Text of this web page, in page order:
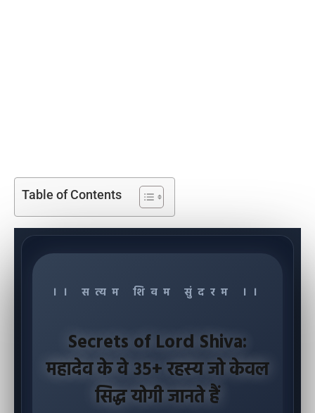
Table of Contents
।। सत्यम शिवम सुंदरम ।।
Secrets of Lord Shiva:
महादेव के वे ३५+ रहस्य जो केवल
सिद्ध योगी जानते हैं